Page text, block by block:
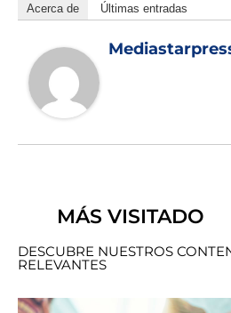
Acerca de Últimas entradas
MÁS VISITADO
DESCUBRE NUESTROS
RELEVANTES